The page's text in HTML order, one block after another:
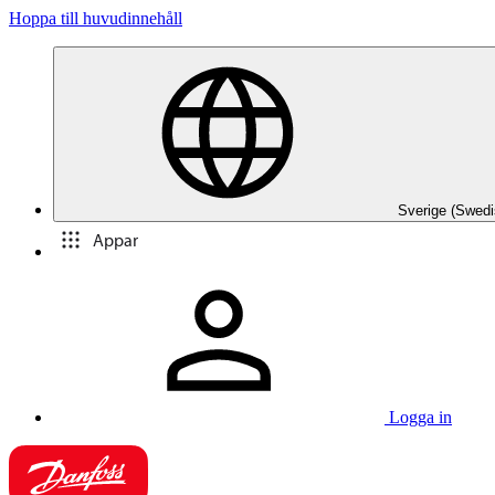
Hoppa till huvudinnehåll
Sverige
Appar
Logga in